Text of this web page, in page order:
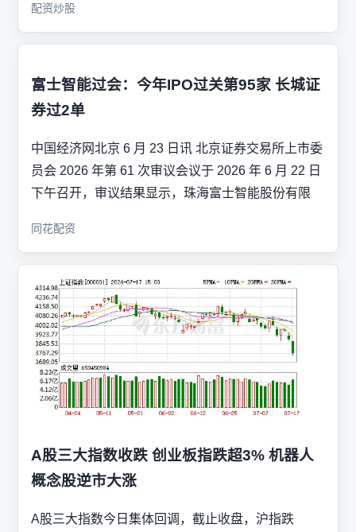
配资炒股
富士智能过会：今年IPO过关第95家 长城证
券过2单
中国经济网北京 6 月 23 日讯 北京证券交易所上市委
员会 2026 年第 61 次审议会议于 2026 年 6 月 22 日
下午召开，审议结果显示，珠海富士智能股份有限
同花配资
A股三大指数收跌 创业板指跌超3% 机器人
概念股逆市大涨
A股三大指数今日集体回调，截止收盘，沪指跌